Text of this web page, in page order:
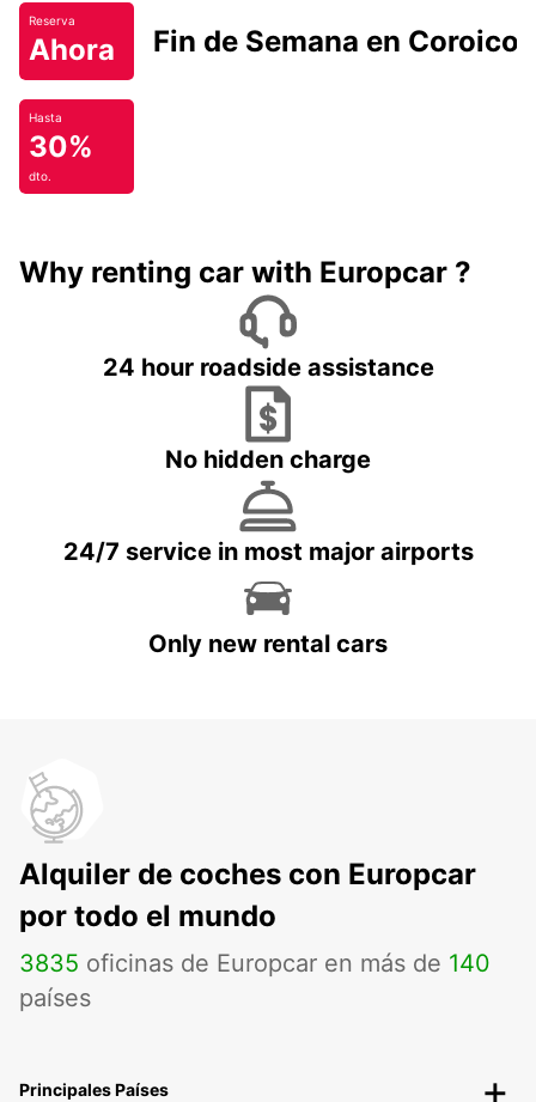
Reserva
Ahora Fin de Semana en Coroico.
Hasta
30%
dto.
Why renting car with Europcar ?
24 hour roadside assistance
No hidden charge
24/7 service in most major airports
Only new rental cars
Alquiler de coches con Europcar
por todo el mundo
3835 oficinas de Europcar en más de 140
países
Principales Países